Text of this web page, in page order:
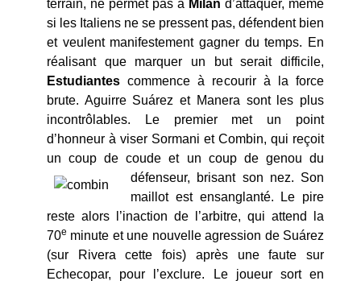
terrain, ne permet pas à Milan d’attaquer, même
si les Italiens ne se pressent pas, défendent bien
et veulent manifestement gagner du temps. En
réalisant que marquer un but serait difficile,
Estudiantes commence à recourir à la force
brute. Aguirre Suá­rez et Manera sont les plus
incontrôlables. Le premier met un point
d’honneur à viser Sormani et Combin, qui reçoit
un coup de coude et un coup de genou du
défenseur, brisant son nez. Son
maillot est ensanglanté. Le pire
reste alors l’inaction de l’arbitre, qui attend la
70e minute et une nouvelle agression de Suá­rez
(sur Rivera cette fois) après une faute sur
Echecopar, pour l’exclure. Le joueur sort en